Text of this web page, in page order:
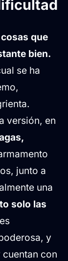
que
bien.
se ha
versión, en
junto a
una
solo las
y
con